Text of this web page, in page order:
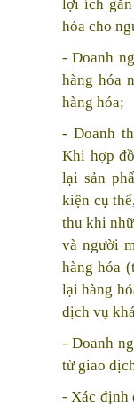
lợi ích
hóa cho
- Doanh
hàng hóa
hàng hóa;
- Doanh
Khi hợp
lại sản
kiện cụ
thu khi
và người
hàng hóa
lại hàng
dịch vụ
- Doanh
từ giao
- Xác định